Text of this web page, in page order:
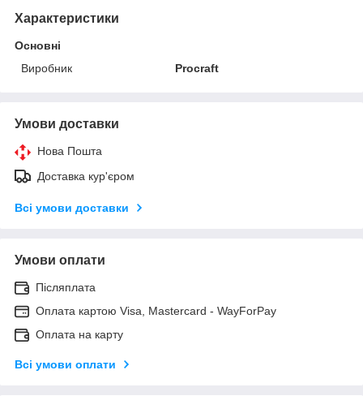
Характеристики
Основні
Виробник
Procraft
Умови доставки
Нова Пошта
Доставка кур'єром
Всі умови доставки
Умови оплати
Післяплата
Оплата картою Visa, Mastercard - WayForPay
Оплата на карту
Всі умови оплати